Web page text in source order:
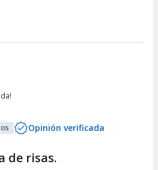
Opinión verificada
de risas.